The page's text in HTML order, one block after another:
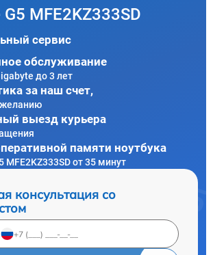
MFE2KZ333SD
сервис
обслуживание
до 3 лет
за наш счет,
выезд курьера
памяти ноутбука
MFE2KZ333SD от 35 минут
консультация со